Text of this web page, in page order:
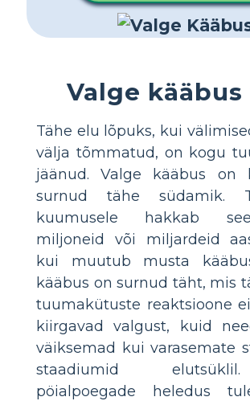
Valge
Tähe elu lõpuks, kui
välja tõmmatud, on kogu
jäänud. Valge kääbus on
surnud tähe südamik.
kuumusele hakkab
miljoneid või miljardeid
kui muutub musta
kääbus on surnud täht, mis
tuumakütuste reaktsioone
kiirgavad valgust, kuid
väiksemad kui varasemate
staadiumid
pöialpoegade heledus